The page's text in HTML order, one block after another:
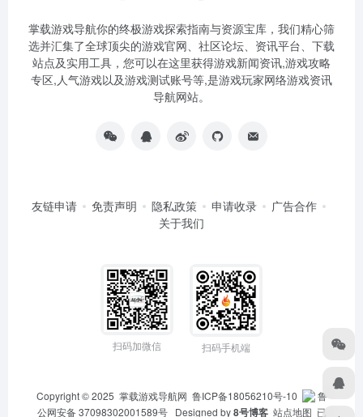
掌载游戏导航你的终极游戏探索指南与资源宝库，我们精心筛
选并汇集了全球顶尖的游戏官网、社区论坛、资讯平台、下载
站点及实用工具，您可以在这里获得游戏新闻资讯,游戏攻略
专区,人气游戏以及游戏测试账号等,是游戏玩家网络游戏资讯
导航网站。
友链申请 免责声明 隐私政策 申请收录
广告合作
关于我们
扫码加微信 扫码手机端
Copyright © 2025 掌载游戏导航网 鲁ICP备18056210号-10
鲁
公网安备 37098302001589号Designed by8号博客 站点地图 已